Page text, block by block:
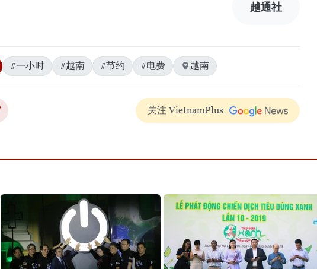
越通社
#一小时 #越南 #节约 #电费 越南
关注 VietnamPlus